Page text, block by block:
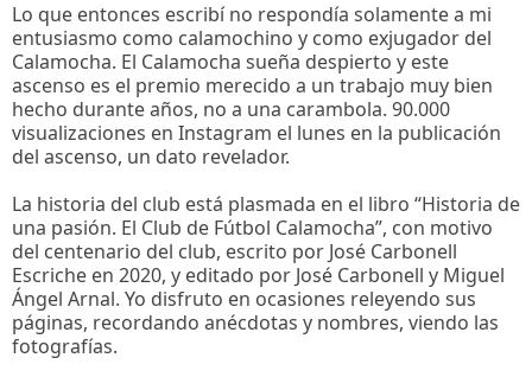
Lo que entonces escribí no respondía solamente a mi
entusiasmo como calamochino y como exjugador del
Calamocha. El Calamocha sueña despierto y este
ascenso es el premio merecido a un trabajo muy bien
hecho durante años, no a una carambola. 90.000
visualizaciones en Instagram el lunes en la publicación
del ascenso, un dato revelador.
La historia del club está plasmada en el libro “Historia de
una pasión. El Club de Fútbol Calamocha”, con motivo
del centenario del club, escrito por José Carbonell
Escriche en 2020, y editado por José Carbonell y Miguel
Ángel Arnal. Yo disfruto en ocasiones releyendo sus
páginas, recordando anécdotas y nombres, viendo las
fotografías.